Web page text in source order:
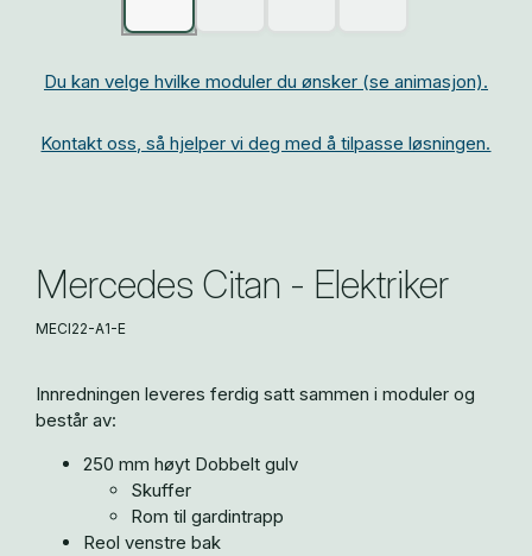
Du kan velge hvilke moduler du ønsker (se animasjon).
Kontakt oss, så hjelper vi deg med å tilpasse løsningen.
Mercedes Citan - Elektriker
MECI22-A1-E
Innredningen leveres ferdig satt sammen i moduler og
består av:
250 mm høyt Dobbelt gulv
Skuffer
Rom til gardintrapp
Reol venstre bak